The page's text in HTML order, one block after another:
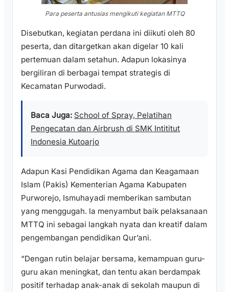
Para peserta antusias mengikuti kegiatan MTTQ
Disebutkan, kegiatan perdana ini diikuti oleh 80
peserta, dan ditargetkan akan digelar 10 kali
pertemuan dalam setahun. Adapun lokasinya
bergiliran di berbagai tempat strategis di
Kecamatan Purwodadi.
Baca Juga: School of Spray, Pelatihan
Pengecatan dan Airbrush di SMK Intititut
Indonesia Kutoarjo
Adapun Kasi Pendidikan Agama dan Keagamaan
Islam (Pakis) Kementerian Agama Kabupaten
Purworejo, Ismuhayadi memberikan sambutan
yang menggugah. la menyambut baik pelaksanaan
MTTQ ini sebagai langkah nyata dan kreatif dalam
pengembangan pendidikan Qur’ani.
“Dengan rutin belajar bersama, kemampuan guru-
guru akan meningkat, dan tentu akan berdampak
positif terhadap anak-anak di sekolah maupun di